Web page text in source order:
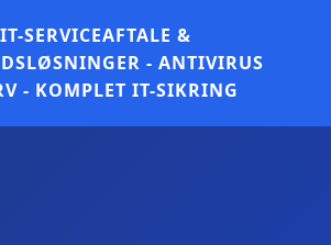
SERVICEAFTALE &
- ANTIVIRUS
- KOMPLET IT-SIKRING